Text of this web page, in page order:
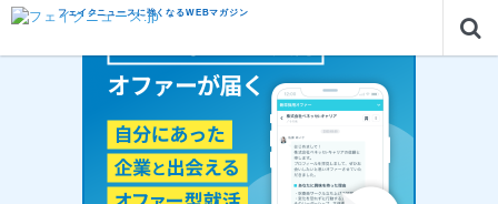
フェイクニュースに強くなるWEBマガジン